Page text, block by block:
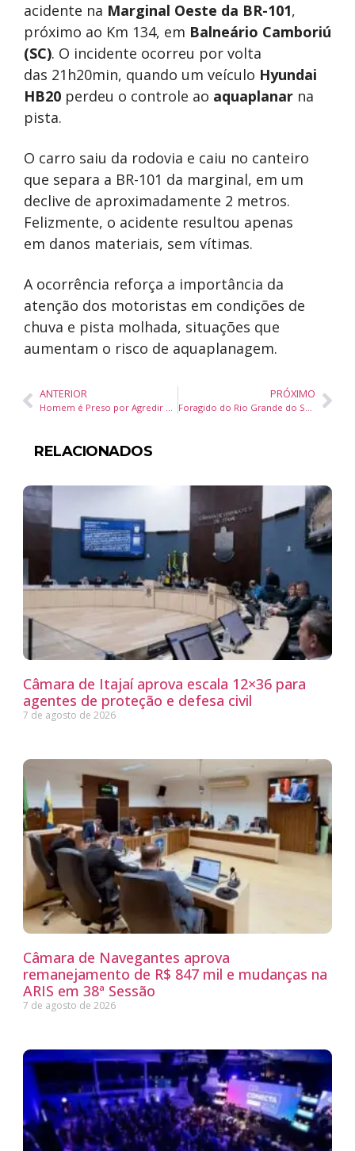
acidente na Marginal Oeste da BR-101,
próximo ao Km 134, em Balneário Camboriú
(SC). O incidente ocorreu por volta
das 21h20min, quando um veículo Hyundai
HB20 perdeu o controle ao aquaplanar na
pista.
O carro saiu da rodovia e caiu no canteiro
que separa a BR-101 da marginal, em um
declive de aproximadamente 2 metros.
Felizmente, o acidente resultou apenas
em danos materiais, sem vítimas.
A ocorrência reforça a importância da
atenção dos motoristas em condições de
chuva e pista molhada, situações que
aumentam o risco de aquaplanagem.
ANTERIOR
Homem é Preso por Agredir Ex-Esposa em Balneário Camboriú
PRÓXIMO
Foragido do Rio Grande do Sul é Preso pela Guarda Municipal de Balneário Camboriú
RELACIONADOS
Câmara de Itajaí aprova escala 12×36 para
agentes de proteção e defesa civil
7 de agosto de 2026
Câmara de Navegantes aprova
remanejamento de R$ 847 mil e mudanças na
ARIS em 38ª Sessão
7 de agosto de 2026